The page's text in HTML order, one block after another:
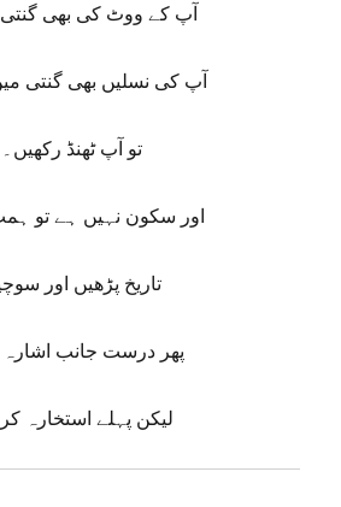
آپ کے ووٹ کی بھی گنتی
آپ کی نسلیں بھی گنتی
تو آپ ٹھنڈ رکھیں۔
,اور سکون نہیں ہے تو
تاریخ پڑھیں اور
پھر درست جانب اشارہ
لیکن پہلے استخارہ